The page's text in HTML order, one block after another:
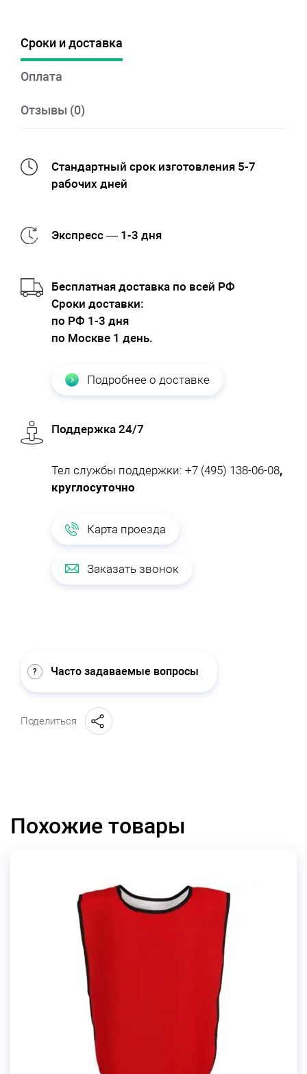
Сроки и доставка
Оплата
Отзывы (0)
Стандартный срок изготовления 5-7
рабочих дней
Экспресс — 1-3 дня
Бесплатная доставка по всей РФ
Cроки доставки:
по РФ 1-3 дня
по Москве 1 день.
Подробнее о доставке
Поддержка 24/7
Тел службы поддержки: +7 (495) 138-06-08,
круглосуточно
Карта проезда
Заказать звонок
Часто задаваемые вопросы
Поделиться
Похожие товары